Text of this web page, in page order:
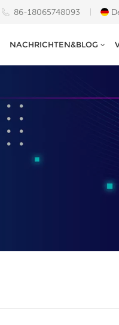
86-18065748093
NACHRICHTEN&BLOG